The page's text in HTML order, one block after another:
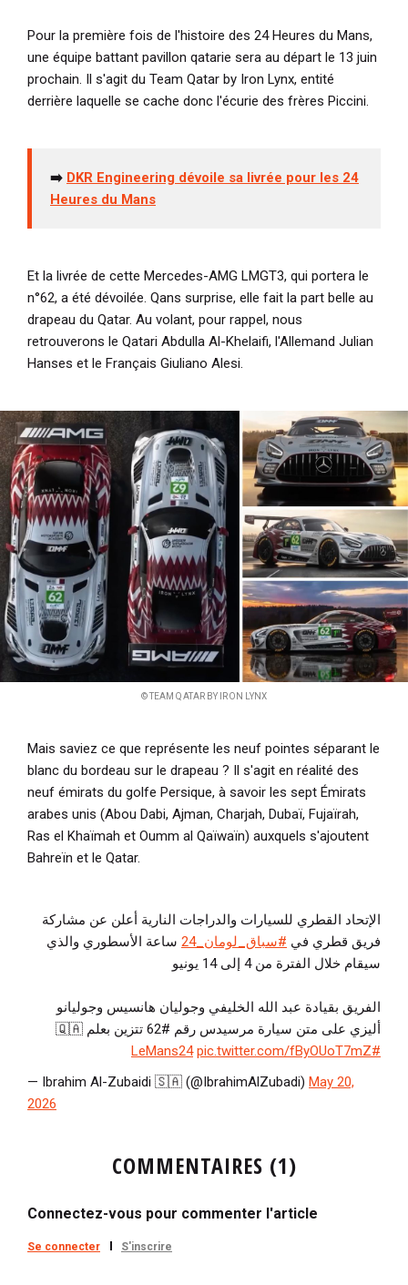
Pour la première fois de l'histoire des 24 Heures du Mans,
une équipe battant pavillon qatarie sera au départ le 13 juin
prochain. Il s'agit du Team Qatar by Iron Lynx, entité
derrière laquelle se cache donc l'écurie des frères Piccini.
➡️ DKR Engineering dévoile sa livrée pour les 24
Heures du Mans
Et la livrée de cette Mercedes-AMG LMGT3, qui portera le
n°62, a été dévoilée. Qans surprise, elle fait la part belle au
drapeau du Qatar. Au volant, pour rappel, nous
retrouverons le Qatari Abdulla Al-Khelaifi, l'Allemand Julian
Hanses et le Français Giuliano Alesi.
© TEAM QATAR BY IRON LYNX
Mais saviez ce que représente les neuf pointes séparant le
blanc du bordeau sur le drapeau ? Il s'agit en réalité des
neuf émirats du golfe Persique, à savoir les sept Émirats
arabes unis (Abou Dabi, Ajman, Charjah, Dubaï, Fujaïrah,
Ras el Khaïmah et Oumm al Qaïwaïn) auxquels s'ajoutent
Bahreïn et le Qatar.
الإتحاد القطري للسيارات والدراجات النارية أعلن عن مشاركة
فريق قطري في #سباق_لومان_24
ساعة الأسطوري والذي
سيقام خلال الفترة من 4 إلى 14 يونيو
الفريق بقيادة عبد الله الخليفي وجوليان هانسيس وجوليانو
أليزي على متن سيارة مرسيدس رقم #62 تتزين بعلم 🇶🇦
#LeMans24
pic.twitter.com/fByOUoT7mZ
— Ibrahim Al-Zubaidi 🇸🇦 (@IbrahimAlZubadi) May 20,
2026
COMMENTAIRES (1)
Connectez-vous pour commenter l'article
Se connecter S'inscrire